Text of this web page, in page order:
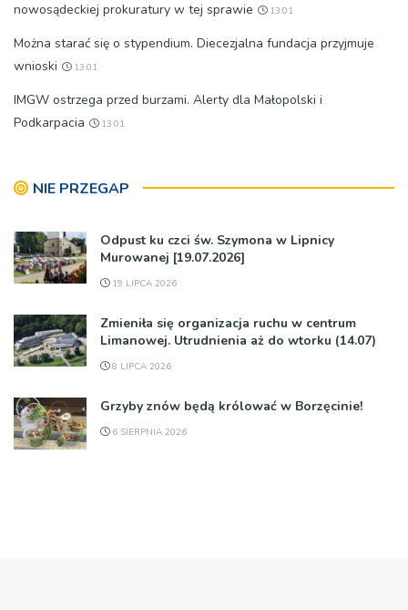
nowosądeckiej prokuratury w tej sprawie
13:01
Można starać się o stypendium. Diecezjalna fundacja przyjmuje
wnioski
13:01
IMGW ostrzega przed burzami. Alerty dla Małopolski i
Podkarpacia
13:01
NIE PRZEGAP
Odpust ku czci św. Szymona w Lipnicy
Murowanej [19.07.2026]
19 LIPCA 2026
Zmieniła się organizacja ruchu w centrum
Limanowej. Utrudnienia aż do wtorku (14.07)
8 LIPCA 2026
Grzyby znów będą królować w Borzęcinie!
6 SIERPNIA 2026